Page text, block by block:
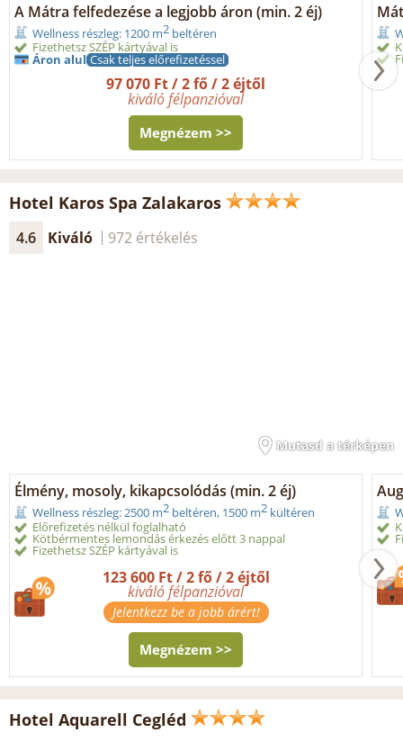
A Mátra felfedezése a legjobb áron (min. 2 éj)
Wellness részleg: 1200 m2 beltéren
Fizethetsz SZÉP kártyával is
Áron alul Csak teljes előrefizetéssel
97 070 Ft / 2 fő / 2 éjtől
kiváló félpanzióval
Megnézem >>
Hotel Karos Spa Zalakaros
4.6 Kiváló 972 értékelés
Mutasd a térképen
Élmény, mosoly, kikapcsolódás (min. 2 éj)
Wellness részleg: 2500 m2 beltéren, 1500 m2 kültéren
Előrefizetés nélkül foglalható
Kötbérmentes lemondás érkezés előtt 3 nappal
Fizethetsz SZÉP kártyával is
123 600 Ft / 2 fő / 2 éjtől
kiváló félpanzióval
Jelentkezz be a jobb árért!
Megnézem >>
Hotel Aquarell Cegléd